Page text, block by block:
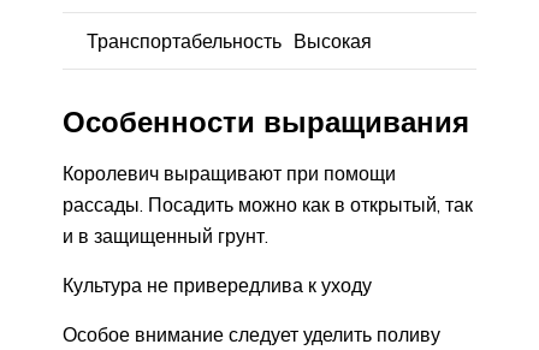
Транспортабельность Высокая
Особенности выращивания
Королевич выращивают при помощи
рассады. Посадить можно как в открытый, так
и в защищенный грунт.
Культура не привередлива к уходу
Особое внимание следует уделить поливу